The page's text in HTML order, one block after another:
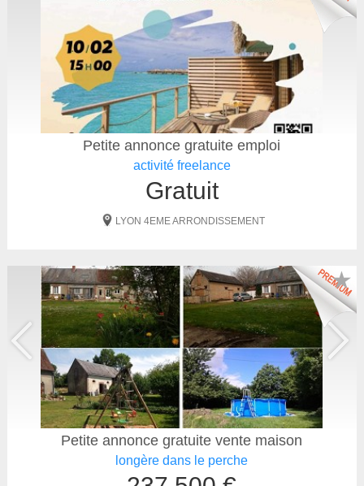
Petite annonce gratuite emploi
activité freelance
Gratuit
LYON 4EME ARRONDISSEMENT
Petite annonce gratuite vente maison
longère dans le perche
★